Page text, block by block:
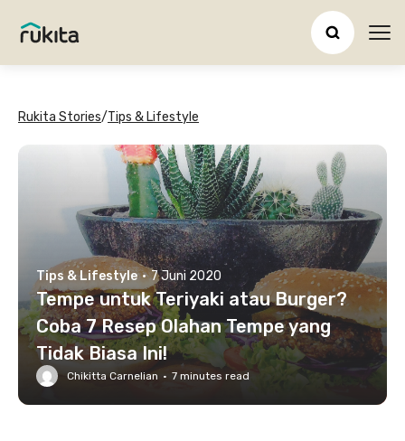
Rukita Stories/Tips & Lifestyle
Tips & Lifestyle · 7 Juni 2020
Tempe untuk Teriyaki atau Burger?
Coba 7 Resep Olahan Tempe yang
Tidak Biasa Ini!
Chikitta Carnelian · 7 minutes read